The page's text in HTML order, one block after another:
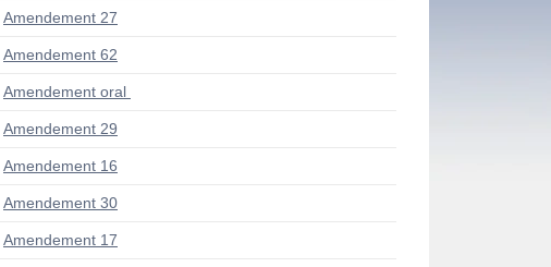
Amendement 27
Amendement 62
Amendement oral
Amendement 29
Amendement 16
Amendement 30
Amendement 17